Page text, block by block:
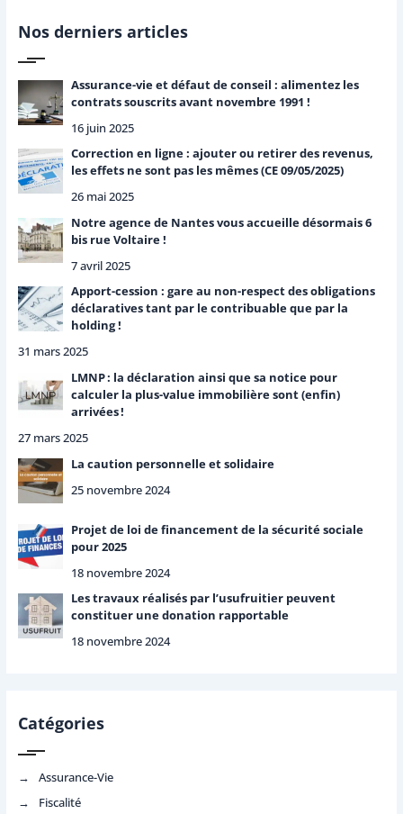
r
h
e
r
Nos derniers articles
Assurance-vie et défaut de conseil : alimentez les
contrats souscrits avant novembre 1991 !
16 juin 2025
Correction en ligne : ajouter ou retirer des revenus,
les effets ne sont pas les mêmes (CE 09/05/2025)
26 mai 2025
Notre agence de Nantes vous accueille désormais 6
bis rue Voltaire !
7 avril 2025
Apport-cession : gare au non-respect des obligations
déclaratives tant par le contribuable que par la
holding !
31 mars 2025
LMNP : la déclaration ainsi que sa notice pour
calculer la plus-value immobilière sont (enfin)
arrivées !
27 mars 2025
La caution personnelle et solidaire
25 novembre 2024
Projet de loi de financement de la sécurité sociale
pour 2025
18 novembre 2024
Les travaux réalisés par l’usufruitier peuvent
constituer une donation rapportable
18 novembre 2024
Catégories
Assurance-Vie
Fiscalité